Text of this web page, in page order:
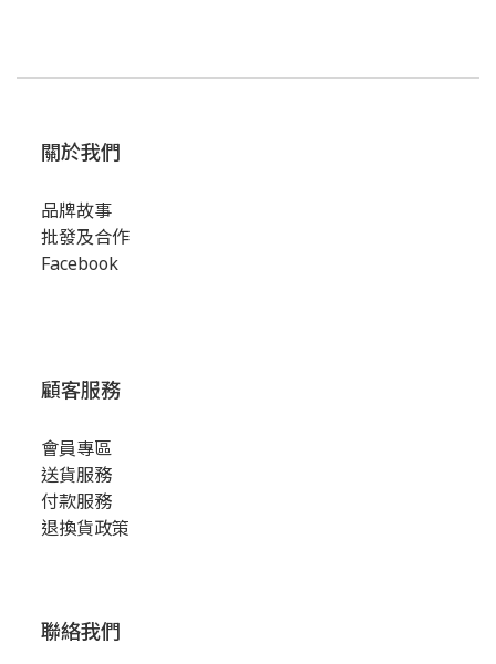
關於我們
品牌故事
批發及合作
Facebook
顧客服務
會員專區
送貨服務
付款服務
退換貨政策
聯絡我們